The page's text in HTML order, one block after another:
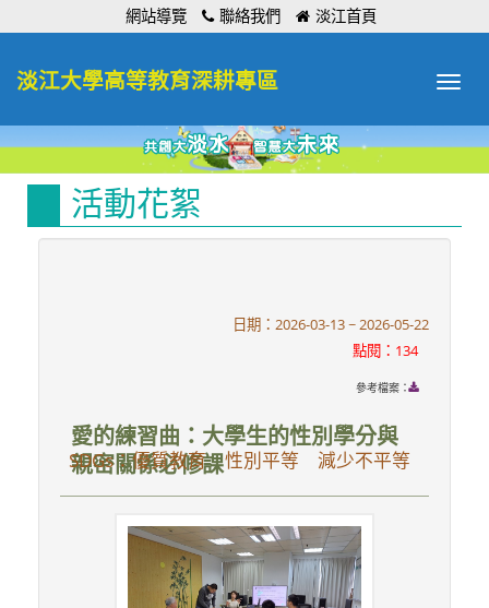
網站導覽 聯絡我們 淡江首頁
Toggle
淡江大學高等教育深耕專區
活動花絮
日期：2026-03-13 ~ 2026-05-22
點閱：134
參考檔案：
愛的練習曲：大學生的性別學分與
親密關係必修課
SDGs：優質教育 性別平等 減少不平等